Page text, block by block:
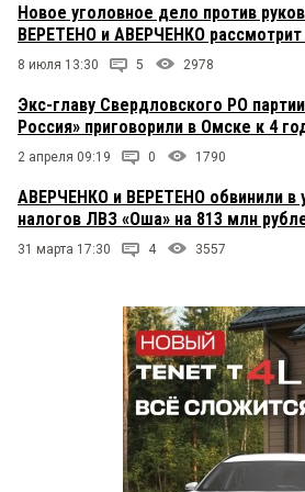
Новое уголовное дело против
ВЕРЕТЕНО и АВЕРЧЕНКО
8 июля 13:30 5 2978
Экс-главу Свердловского РО
Россия» приговорили в Омске к 4
2 апреля 09:19 0 1790
АВЕРЧЕНКО и ВЕРЕТЕНО обвинили в
налогов ЛВЗ «Оша» на 813 млн
31 марта 17:30 4 3557